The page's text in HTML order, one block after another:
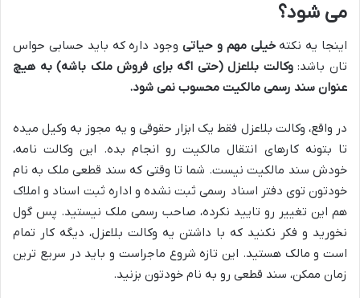
می شود؟
اینجا یه نکتهخیلی مهم و حیاتی وجود داره که باید حسابی حواس
تان باشد:وکالت بلاعزل (حتی اگه برای فروش ملک باشه) به هیچ
عنوان سند رسمی مالکیت محسوب نمی شود.
در واقع، وکالت بلاعزل فقط یک ابزار حقوقی و یه مجوز به وکیل میده
تا بتونه کارهای انتقال مالکیت رو انجام بده. این وکالت نامه،
خودش سند مالکیت نیست. شما تا وقتی که سند قطعی ملک به نام
خودتون توی دفتر اسناد رسمی ثبت نشده و اداره ثبت اسناد و املاک
هم این تغییر رو تایید نکرده، صاحب رسمی ملک نیستید. پس گول
نخورید و فکر نکنید که با داشتن یه وکالت بلاعزل، دیگه کار تمام
است و مالک هستید. این تازه شروع ماجراست و باید در سریع ترین
زمان ممکن، سند قطعی رو به نام خودتون بزنید.